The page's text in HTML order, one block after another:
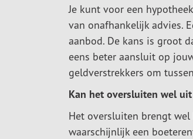
Je kunt voor een
van onafhankelijk advies.
aanbod. De kans is groot
eens beter aansluit op
geldverstrekkers om
Kan het oversluiten wel
Het oversluiten brengt
waarschijnlijk een